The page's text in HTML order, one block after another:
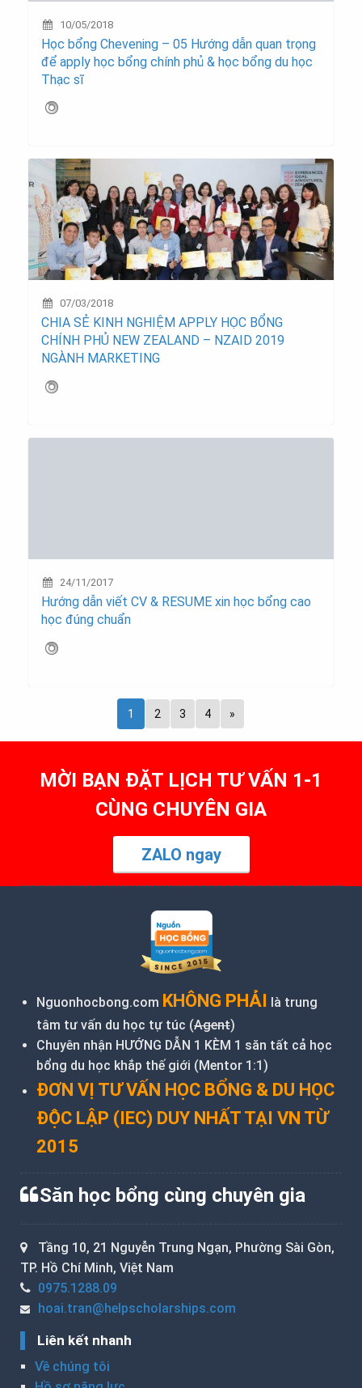
10/05/2018
Học bổng Chevening – 05 Hướng dẫn quan trọng
để apply học bổng chính phủ & học bổng du học
Thạc sĩ
07/03/2018
CHIA SẺ KINH NGHIỆM APPLY HỌC BỔNG
CHÍNH PHỦ NEW ZEALAND – NZAID 2019
NGÀNH MARKETING
24/11/2017
Hướng dẫn viết CV & RESUME xin học bổng cao
học đúng chuẩn
1 2 3 4 »
MỜI BẠN ĐẶT LỊCH TƯ VẤN 1-1
CÙNG CHUYÊN GIA
ZALO ngay
Nguonhocbong.com KHÔNG PHẢI là trung
tâm tư vấn du học tự túc (Agent)
Chuyên nhận HƯỚNG DẪN 1 KÈM 1 săn tất cả học
bổng du học khắp thế giới (Mentor 1:1)
ĐƠN VỊ TƯ VẤN HỌC BỔNG & DU HỌC
ĐỘC LẬP (IEC) DUY NHẤT TẠI VN TỪ
2015
Săn học bổng cùng chuyên gia
Tầng 10, 21 Nguyễn Trung Ngạn, Phường Sài Gòn,
TP. Hồ Chí Minh, Việt Nam
0975.1288.09
hoai.tran@helpscholarships.com
Liên kết nhanh
Về chúng tôi